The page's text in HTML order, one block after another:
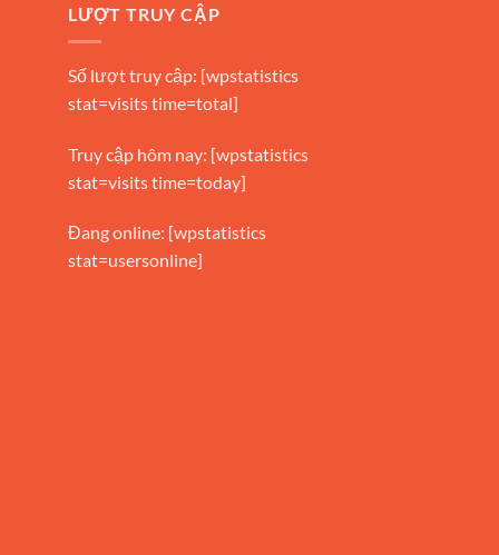
LƯỢT TRUY CẬP
Số lượt truy cập: [wpstatistics
stat=visits time=total]
Truy cập hôm nay: [wpstatistics
stat=visits time=today]
Đang online: [wpstatistics
stat=usersonline]